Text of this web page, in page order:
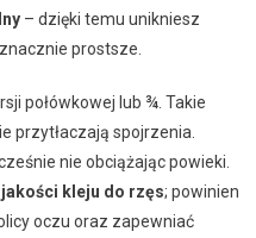
– dzięki temu unikniesz
prostsze.
połówkowej lub ¾. Takie
przytłaczają spojrzenia.
nie obciążając powieki.
kleju do rzęs; powinien
oczu oraz zapewniać